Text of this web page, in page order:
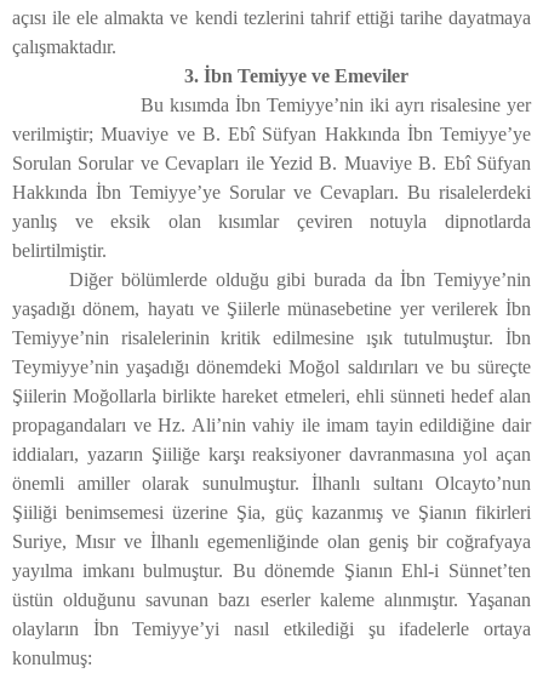
açısı ile ele almakta ve kendi tezlerini tahrif ettiği tarihe dayatmaya
çalışmaktadır.
3. İbn Temiyye ve Emeviler
Bu kısımda İbn Temiyye’nin iki ayrı risalesine yer
verilmiştir; Muaviye ve B. Ebî Süfyan Hakkında İbn Temiyye’ye
Sorulan Sorular ve Cevapları ile Yezid B. Muaviye B. Ebî Süfyan
Hakkında İbn Temiyye’ye Sorular ve Cevapları. Bu risalelerdeki
yanlış ve eksik olan kısımlar çeviren notuyla dipnotlarda
belirtilmiştir.
Diğer bölümlerde olduğu gibi burada da İbn Temiyye’nin
yaşadığı dönem, hayatı ve Şiilerle münasebetine yer verilerek İbn
Temiyye’nin risalelerinin kritik edilmesine ışık tutulmuştur. İbn
Teymiyye’nin yaşadığı dönemdeki Moğol saldırıları ve bu süreçte
Şiilerin Moğollarla birlikte hareket etmeleri, ehli sünneti hedef alan
propagandaları ve Hz. Ali’nin vahiy ile imam tayin edildiğine dair
iddiaları, yazarın Şiiliğe karşı reaksiyoner davranmasına yol açan
önemli amiller olarak sunulmuştur. İlhanlı sultanı Olcayto’nun
Şiiliği benimsemesi üzerine Şia, güç kazanmış ve Şianın fikirleri
Suriye, Mısır ve İlhanlı egemenliğinde olan geniş bir coğrafyaya
yayılma imkanı bulmuştur. Bu dönemde Şianın Ehl-i Sünnet’ten
üstün olduğunu savunan bazı eserler kaleme alınmıştır. Yaşanan
olayların İbn Temiyye’yi nasıl etkilediği şu ifadelerle ortaya
konulmuş: